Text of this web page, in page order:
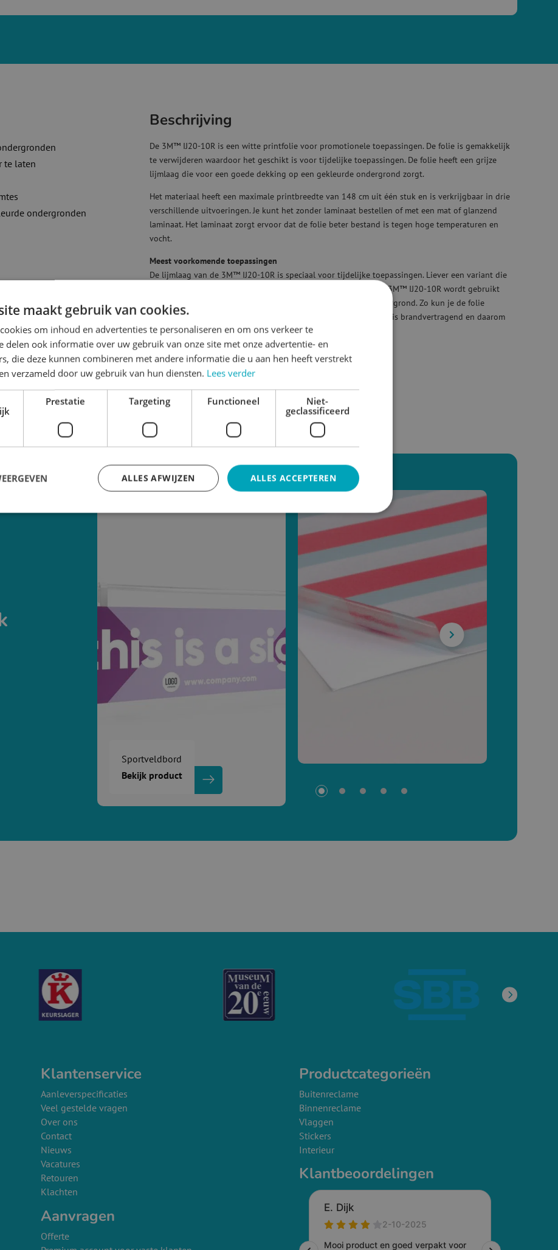
te laten
ondergronden
Beschrijving
De 3M™ IJ20-10R is een witte printfolie voor promotionele toepassingen. De folie is gemakkelijk
te verwijderen waardoor het geschikt is voor tijdelijke toepassingen. De folie heeft een grijze
lijmlaag die voor een goede dekking op een gekleurde ondergrond zorgt.
Het materiaal heeft een maximale printbreedte van 148 cm uit één stuk en is verkrijgbaar in drie
verschillende uitvoeringen. Je kunt het zonder laminaat bestellen of met een mat of glanzend
laminaat. Het laminaat zorgt ervoor dat de folie beter bestand is tegen hoge temperaturen en
vocht.
Meest voorkomende toepassingen
De lijmlaag van de 3M™ IJ20-10R is speciaal voor tijdelijke toepassingen. Liever een variant die
. De 3M™ IJ20-10R wordt gebruikt
voor vlakke of licht gebogen toepassingen met een gladde ondergrond. Zo kun je de folie
inzetten als raamsticker, autosticker of vinylsticker. Het materiaal is brandvertragend en daarom
geschikt voor openbare ruimtes.
Sportveldbord
Bekijk product
Klantenservice
Aanleverspecificaties
Veel gestelde vragen
Over ons
Contact
Nieuws
Vacatures
Retouren
Klachten
Aanvragen
Offerte
Productcategorieën
Buitenreclame
Binnenreclame
Vlaggen
Stickers
Interieur
Klantbeoordelingen
maakt gebruik van cookies.
om inhoud en advertenties te personaliseren en om ons verkeer te
delen ook informatie over uw gebruik van onze site met onze advertentie- en
die deze kunnen combineren met andere informatie die u aan hen heeft verstrekt
verzameld door uw gebruik van hun diensten. Lees verder
Prestatie Targeting Functioneel
Niet-
geclassificeerd
ALLES ACCEPTEREN
ALLES AFWIJZEN